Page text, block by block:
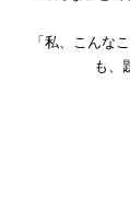
「私、こんな
も、